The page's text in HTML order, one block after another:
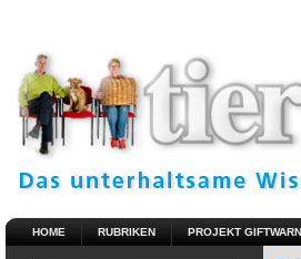
HOME RUBRIKEN PROJEKT